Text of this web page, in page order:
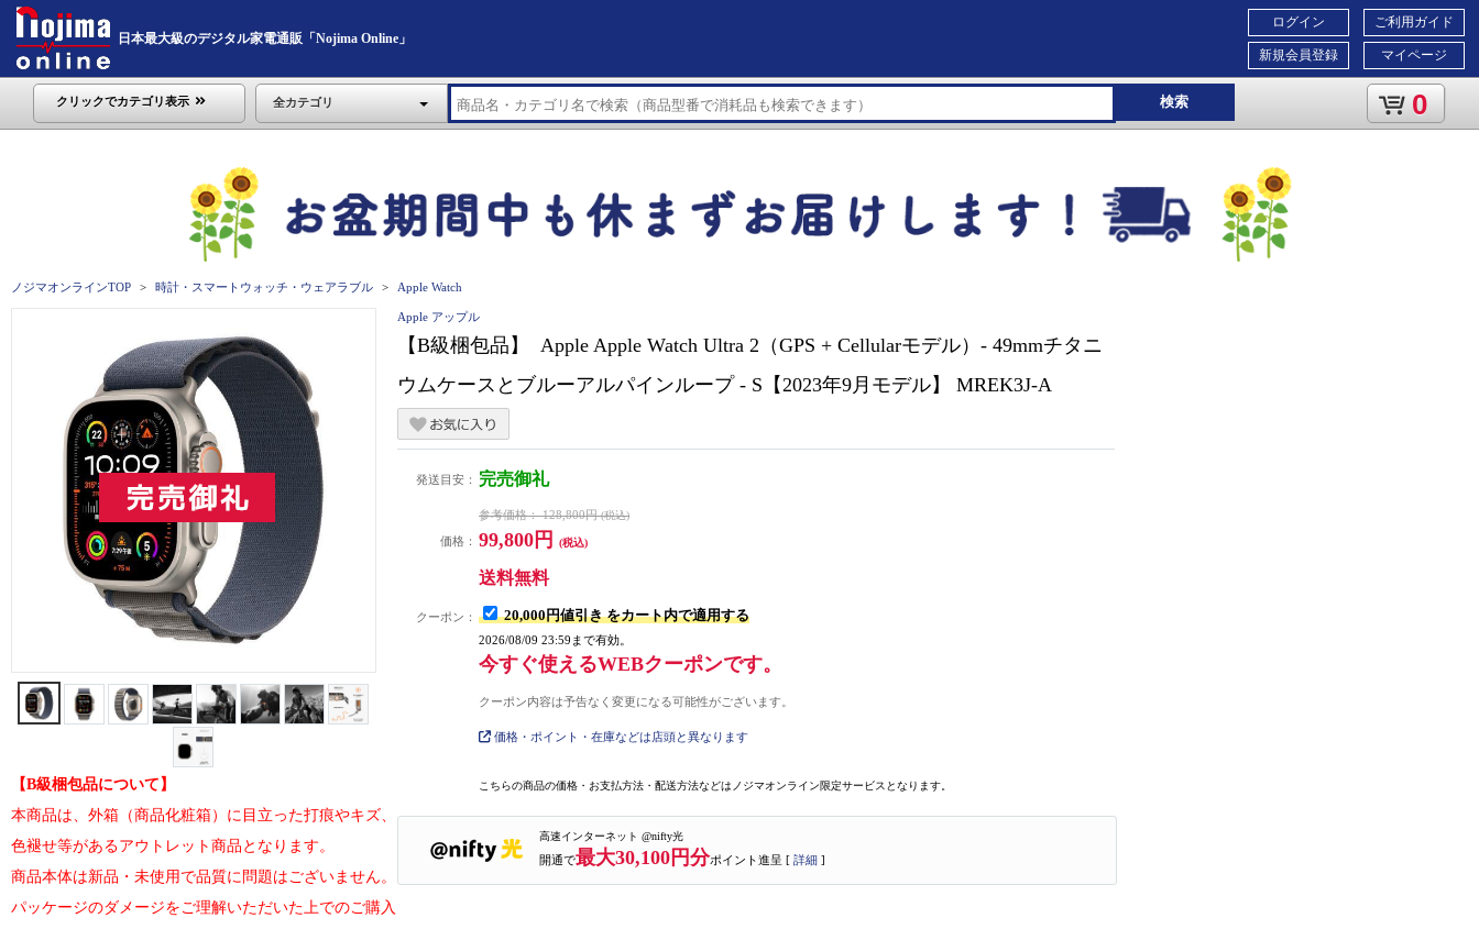
日本最大級のデジタル家電通販「Nojima Online」
ご利用ガイド
マイページ
ログイン
新規会員登録
クリックでカテゴリ表示 全カテゴリ 検索 0
ノジマオンラインTOP 時計・スマートウォッチ・ウェアラブル Apple Watch
【B級梱包品について】
本商品は、外箱（商品化粧箱）に目立った打痕やキズ、
色褪せ等があるアウトレット商品となります。
商品本体は新品・未使用で品質に問題はございません。
パッケージのダメージをご理解いただいた上でのご購入
Apple アップル
【B級梱包品】 Apple Apple Watch Ultra 2（GPS + Cellularモデル）- 49mmチタニ
ウムケースとブルーアルパインループ - S【2023年9月モデル】 MREK3J-A
発送目安： 完売御礼
価格：
参考価格： 128,800円(税込)
99,800円 (税込)
送料無料
クーポン： 20,000円値引きをカート内で適用する
2026/08/09 23:59まで有効。
今すぐ使えるWEBクーポンです。
クーポン内容は予告なく変更になる可能性がございます。
価格・ポイント・在庫などは店頭と異なります
こちらの商品の価格・お支払方法・配送方法などはノジマオンライン限定サービスとなります。
高速インターネット @nifty光
開通で最大30,100円分ポイント進呈 [ 詳細 ]